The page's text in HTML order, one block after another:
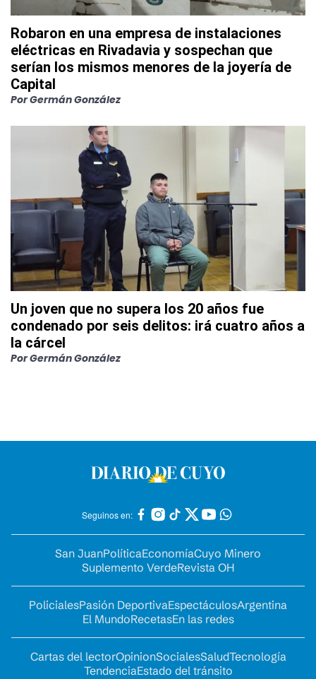
Robaron en una empresa de instalaciones
eléctricas en Rivadavia y sospechan que
serían los mismos menores de la joyería de
Capital
PorGermán González
Un joven que no supera los 20 años fue
condenado por seis delitos: irá cuatro años a
la cárcel
PorGermán González
Seguinos en:
San JuanPolíticaEconomíaCuyo Minero
Suplemento VerdeRevista OH
PolicialesPasión DeportivaEspectáculosArgentina
El MundoRecetasEn las redes
Cartas del lectorOpinionSocialesSaludTecnología
TendenciaEstado del tránsito